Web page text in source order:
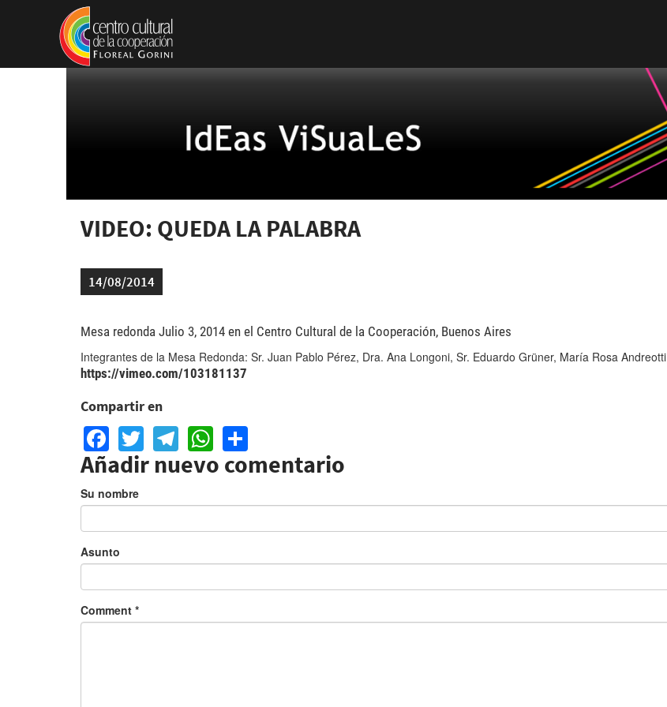
Pasar al contenido principal
VIDEO: QUEDA LA PALABRA
14/08/2014
Mesa redonda Julio 3, 2014 en el Centro Cultural de la Cooperación, Buenos Aires
Integrantes de la Mesa Redonda: Sr. Juan Pablo Pérez, Dra. Ana Longoni, Sr. Eduardo Grüner, María Rosa Andreotti
https://vimeo.com/103181137
Compartir en
Facebook
TwitterTelegram
WhatsApp
Añadir nuevo comentario
Su nombre
Asunto
Comment *